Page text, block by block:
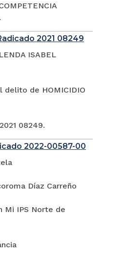
2021 08249
ISABEL
delito de HOMICIDIO
08249.
2022-00587-00
Díaz Carreño
Mi IPS Norte de